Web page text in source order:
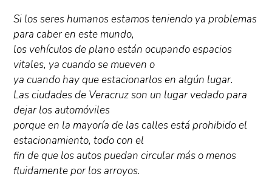
Si los seres humanos estamos teniendo ya problemas
para caber en este mundo,
los vehículos de plano están ocupando espacios
vitales, ya cuando se mueven o
ya cuando hay que estacionarlos en algún lugar.
Las ciudades de Veracruz son un lugar vedado para
dejar los automóviles
porque en la mayoría de las calles está prohibido el
estacionamiento, todo con el
fin de que los autos puedan circular más o menos
fluidamente por los arroyos.